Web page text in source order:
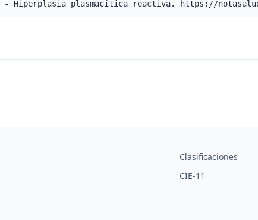
- Hiperplasia plasmacítica reactiva. https://
Clasificaciones
CIE-11